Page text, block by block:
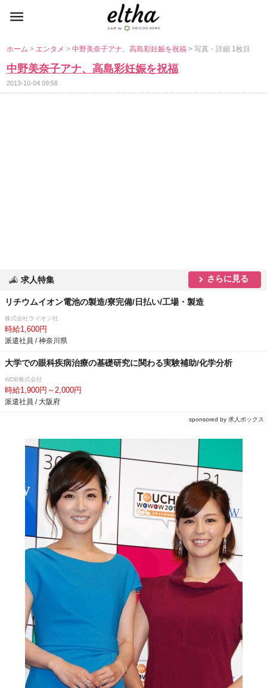
ホーム> エンタメ>中野美奈子アナ、高島彩妊娠を祝福> 写真・詳細 1枚目
中野美奈子アナ、高島彩妊娠を祝福
2013-10-04 09:58
求人特集 さらに見る
リチウムイオン電池の製造/寮完備/日払い/工場・製造
株式会社ライオン社
時給1,600円
派遣社員 / 神奈川県
大学での眼科疾病治療の基礎研究に関わる実験補助/化学分析
WDB株式会社
時給1,900円～2,000円
派遣社員 / 大阪府
sponsored by 求人ボックス